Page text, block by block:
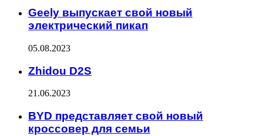
Geely выпускает свой новый
электрический пикап
05.08.2023
Zhidou D2S
21.06.2023
BYD представляет свой новый
кроссовер для семьи